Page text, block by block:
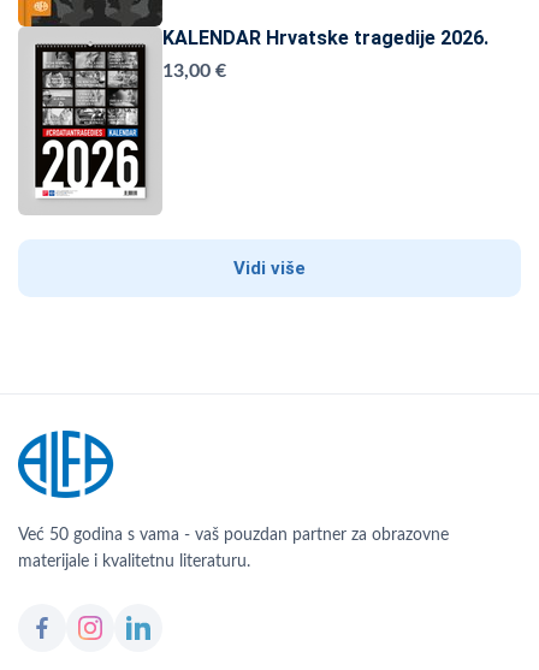
KALENDAR Hrvatske tragedije 2026.
13,00 €
Vidi više
Već 50 godina s vama - vaš pouzdan partner za obrazovne
materijale i kvalitetnu literaturu.